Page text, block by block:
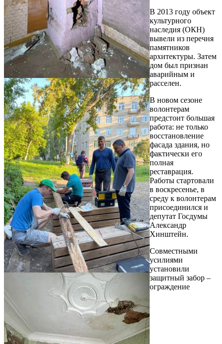
В 2013 году объект
культурного
наследия (ОКН)
вывели из перечня
памятников
архитектуры. Затем
дом был признан
аварийным и
расселен.
В новом сезоне
волонтерам
предстоит большая
работа: не только
восстановление
фасада здания, но
фактически его
полная
реставрация.
Работы стартовали
в воскресенье, в
среду к волонтерам
присоединился и
депутат Госдумы
Александр
Хинштейн.
Совместными
усилиями
установили
защитный забор –
ограждение